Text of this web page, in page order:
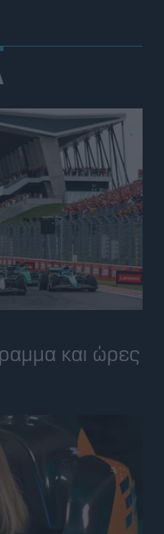
και ώρες